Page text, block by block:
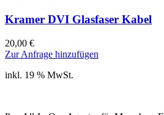
Kramer DVI Glasfaser Kabel
20,00 €
Zur Anfrage hinzufügen
inkl. 19 % MwSt.